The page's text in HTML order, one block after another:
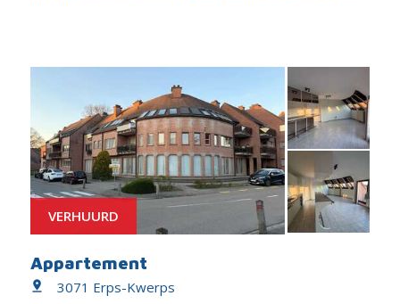
VERHUURD
Appartement
3071 Erps-Kwerps